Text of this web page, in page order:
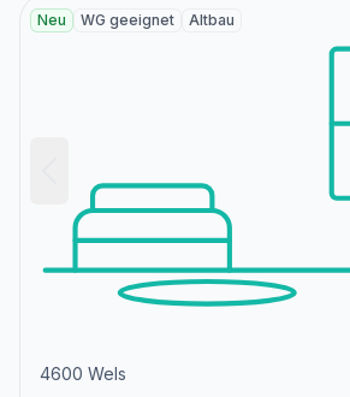
Neu WG geeignet Altbau
4600 Wels